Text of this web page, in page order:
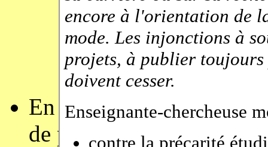
En 2025, je suis co-PC
de programme dePEPM.